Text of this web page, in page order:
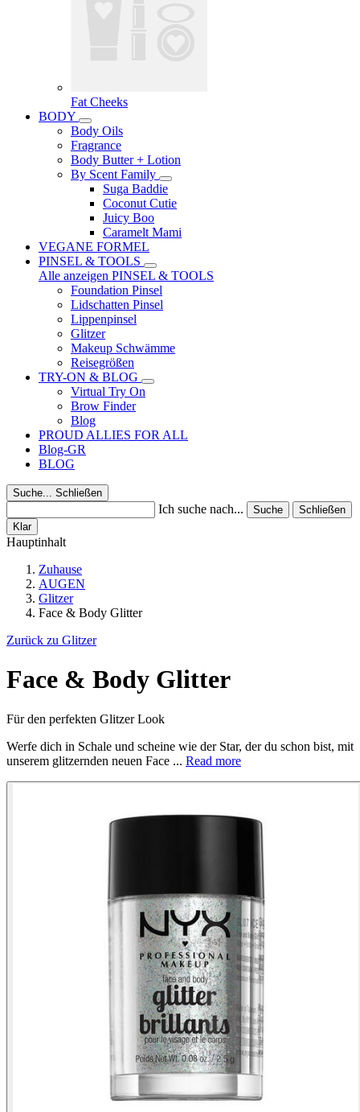
Fat Cheeks
BODY
Body Oils
Fragrance
Body Butter + Lotion
By Scent Family
Suga Baddie
Coconut Cutie
Juicy Boo
Caramelt Mami
VEGANE FORMEL
PINSEL & TOOLS
Alle anzeigen PINSEL & TOOLS
Foundation Pinsel
Lidschatten Pinsel
Lippenpinsel
Glitzer
Makeup Schwämme
Reisegrößen
TRY-ON & BLOG
Virtual Try On
Brow Finder
Blog
PROUD ALLIES FOR ALL
Blog-GR
BLOG
Suche... Schließen
Ich suche nach... Suche
Schließen
Klar
Hauptinhalt
Zuhause
AUGEN
Glitzer
Face & Body Glitter
Zurück zu Glitzer
Face & Body Glitter
Für den perfekten Glitzer Look
Werfe dich in Schale und scheine wie der Star, der du schon bist, mit
unserem glitzernden neuen Face ... Read more